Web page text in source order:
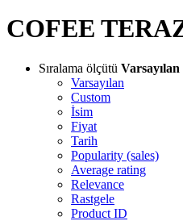
COFEE
Sıralama ölçütü Varsayılan
Varsayılan
Custom
İsim
Fiyat
Tarih
Popularity (sales)
Average rating
Relevance
Rastgele
Product ID